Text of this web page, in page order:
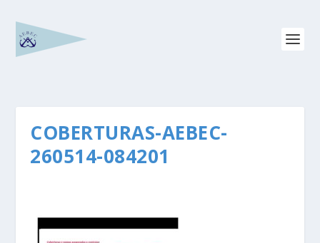
COBERTURAS-AEBEC-
260514-084201